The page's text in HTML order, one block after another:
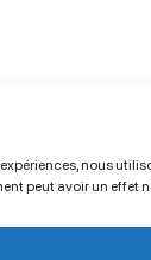
nous
peut avoir un